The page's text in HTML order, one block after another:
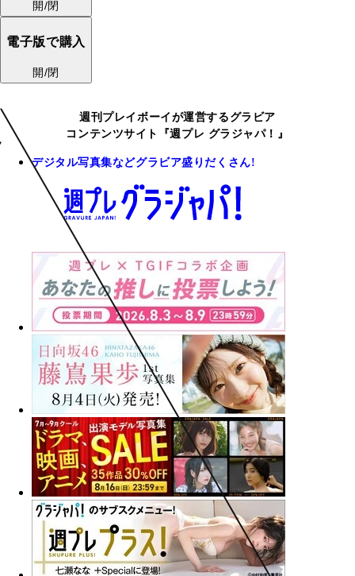
開/閉
電子版で購入
開/閉
週刊プレイボーイが運営するグラビア
コンテンツサイト『週プレ グラジャパ！』
デジタル写真集などグラビア盛りだくさん!